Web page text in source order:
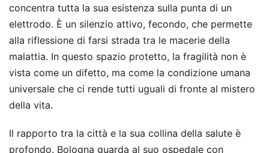
concentra tutta la sua esistenza sulla punta di un
elettrodo. È un silenzio attivo, fecondo, che permette
alla riflessione di farsi strada tra le macerie della
malattia. In questo spazio protetto, la fragilità non è
vista come un difetto, ma come la condizione umana
universale che ci rende tutti uguali di fronte al mistero
della vita.
Il rapporto tra la città e la sua collina della salute è
profondo. Bologna guarda al suo ospedale con